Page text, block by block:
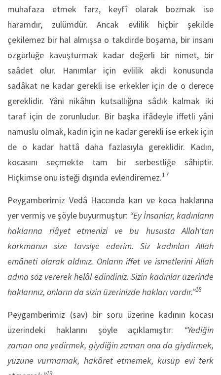
muhafaza etmek farz, keyfî olarak bozmak ise
haramdır, zulümdür. Ancak evlilik hiçbir şekilde
çekilemez bir hal almışsa o takdirde boşama, bir insanı
özgürlüğe kavuştur­mak kadar değerli bir nimet, bir
saâdet olur. Hanımlar için evlilik akdi konusunda
sadâkat ne kadar gerekli ise erkekler için de o derece
gereklidir. Yâni nikâhın kutsallığına sâdık kalmak iki
taraf için de zorunludur. Bir başka ifâdeyle iffetli yâni
namuslu olmak, kadın için ne kadar gerekli ise erkek için
de o kadar hattâ daha fazlasıyla gereklidir. Kadın,
kocasını seçmekte tam bir serbestliğe sâhiptir.
Hiçkimse onu isteği dışında evlendiremez.17
Peygamberimiz Vedâ Haccında karı ve koca haklarına
yer vermiş ve şöyle buyurmuştur: “Ey İnsanlar, kadınların
hakla­rına riâyet etmenizi ve bu hususta Allah'tan
korkmanızı size tav­siye ederim. Siz kadınları Allah
emâneti olarak aldınız. Onların iffet ve ismetlerini Allah
adına söz vererek helâl edindiniz. Sizin kadınlar üzerinde
haklarınız, onların da sizin üzerinizde hakları vardır.”18
Peygamberimiz (sav) bir soru üzerine kadının kocası
üzerindeki haklarını şöyle açıklamıştır: “Yediğin
zaman ona yedirmek, giydiğin zaman ona da giydirmek,
yüzüne vurmamak, hakâret etmemek, küsüp evi terk